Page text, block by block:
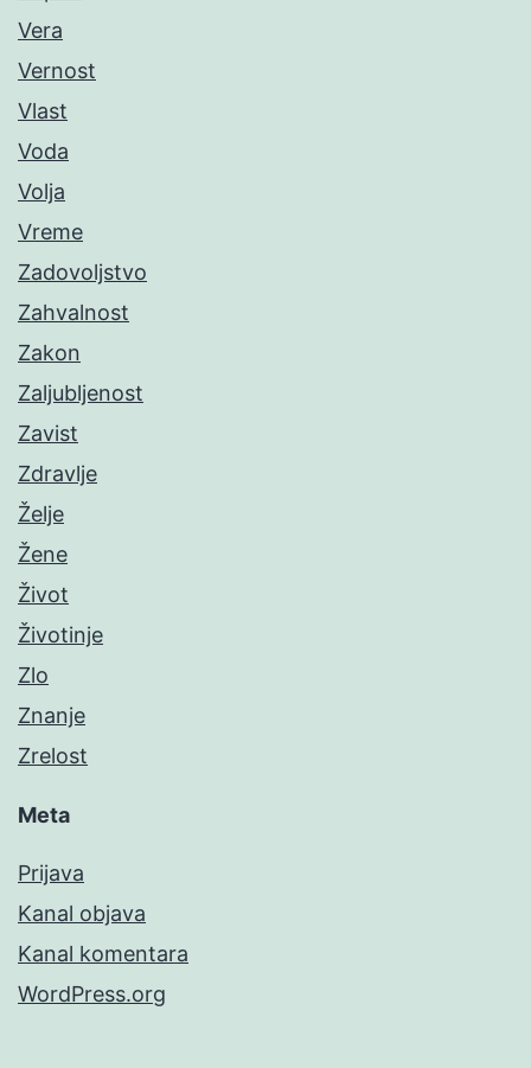
Vera
Vernost
Vlast
Voda
Volja
Vreme
Zadovoljstvo
Zahvalnost
Zakon
Zaljubljenost
Zavist
Zdravlje
Želje
Žene
Život
Životinje
Zlo
Znanje
Zrelost
Meta
Prijava
Kanal objava
Kanal komentara
WordPress.org